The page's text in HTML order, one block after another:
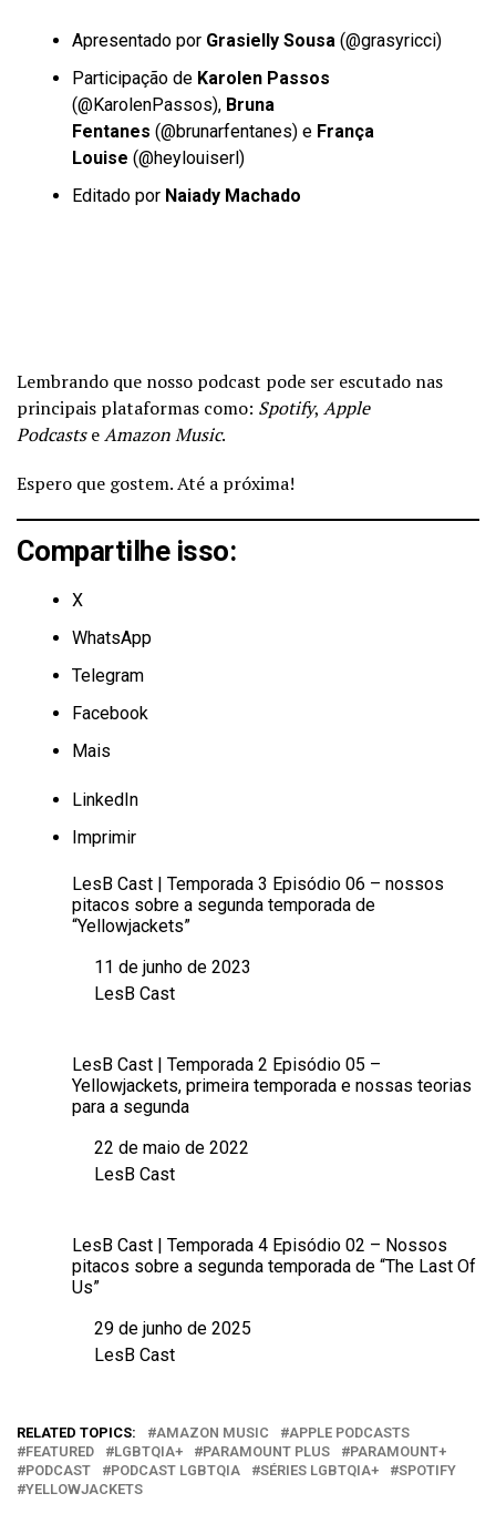
Apresentado por Grasielly Sousa (@grasyricci)
Participação de Karolen Passos
(@KarolenPassos), Bruna
Fentanes (@brunarfentanes) e França
Louise (@heylouiserl)
Editado por Naiady Machado
Lembrando que nosso podcast pode ser escutado nas
principais plataformas como: Spotify, Apple
PodcastseAmazon Music.
Espero que gostem. Até a próxima!
Compartilhe isso:
X
WhatsApp
Telegram
Facebook
Mais
LinkedIn
Imprimir
LesB Cast | Temporada 3 Episódio 06 – nossos
pitacos sobre a segunda temporada de
“Yellowjackets”
Data11 de junho de 2023
Em relação a
LesB Cast
LesB Cast | Temporada 2 Episódio 05 –
Yellowjackets, primeira temporada e nossas teorias
para a segunda
Data
22 de maio de 2022
Em relação a
LesB Cast
LesB Cast | Temporada 4 Episódio 02 – Nossos
pitacos sobre a segunda temporada de “The Last Of
Us”
Data
29 de junho de 2025
Em relação a
LesB Cast
RELATED TOPICS: AMAZON MUSIC
APPLE PODCASTS
FEATURED
LGBTQIA+ PARAMOUNT PLUS
PARAMOUNT+
PODCAST
PODCAST LGBTQIA SÉRIES LGBTQIA+
SPOTIFY
YELLOWJACKETS